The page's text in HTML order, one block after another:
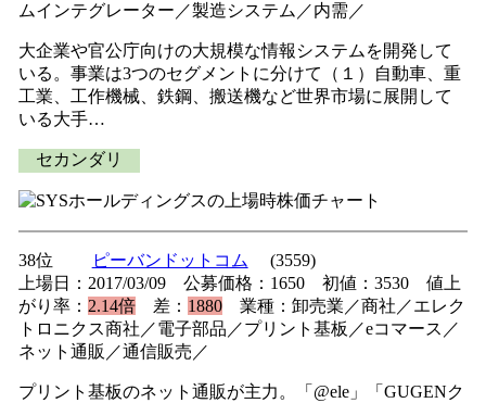
ムインテグレーター／製造システム／内需／
大企業や官公庁向けの大規模な情報システムを開発して
いる。事業は3つのセグメントに分けて（１）自動車、重
工業、工作機械、鉄鋼、搬送機など世界市場に展開して
いる大手…
セカンダリ
38位 ピーバンドットコム
(3559)
上場日：2017/03/09 公募価格：1650 初値：3530 値上
がり率： 2.14倍差： 1880業種：卸売業／商社／エレク
トロニクス商社／電子部品／プリント基板／eコマース／
ネット通販／通信販売／
プリント基板のネット通販が主力。「@ele」「GUGENク